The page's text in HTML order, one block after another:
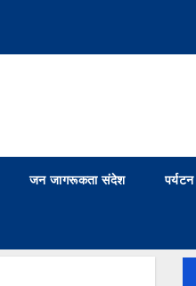
जन जागरूकता संदेश पर्यटन